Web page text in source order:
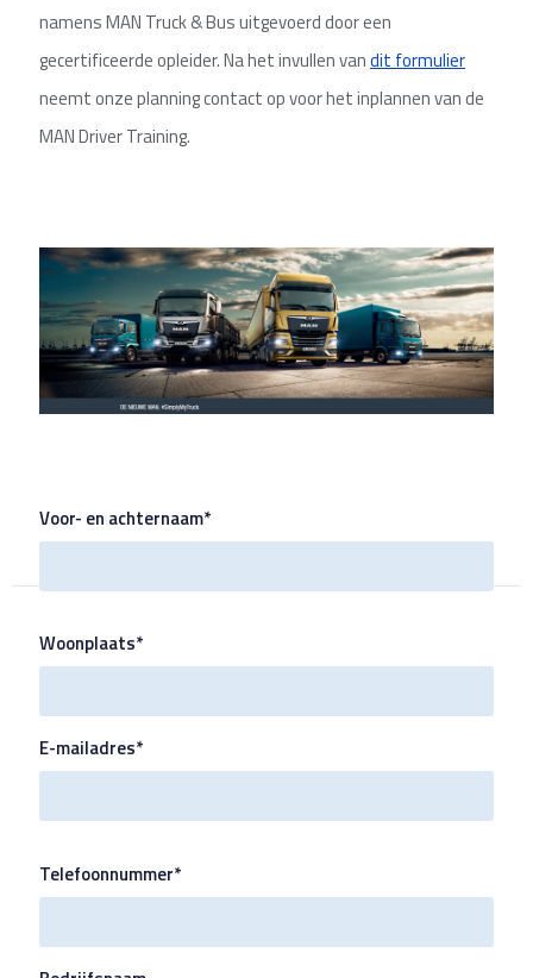
namens MAN Truck & Bus uitgevoerd door een
gecertificeerde opleider. Na het invullen vandit formulier
neemt onze planning contact op voor het inplannen van de
MAN Driver Training.
Voor- en achternaam*
Woonplaats*
E-mailadres*
Telefoonnummer*